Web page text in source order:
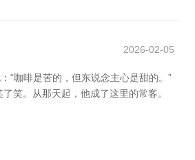
2026-02-05
“咖啡是苦的，但东说念主心是甜的。”
笑。从那天起，他成了这里的常客。